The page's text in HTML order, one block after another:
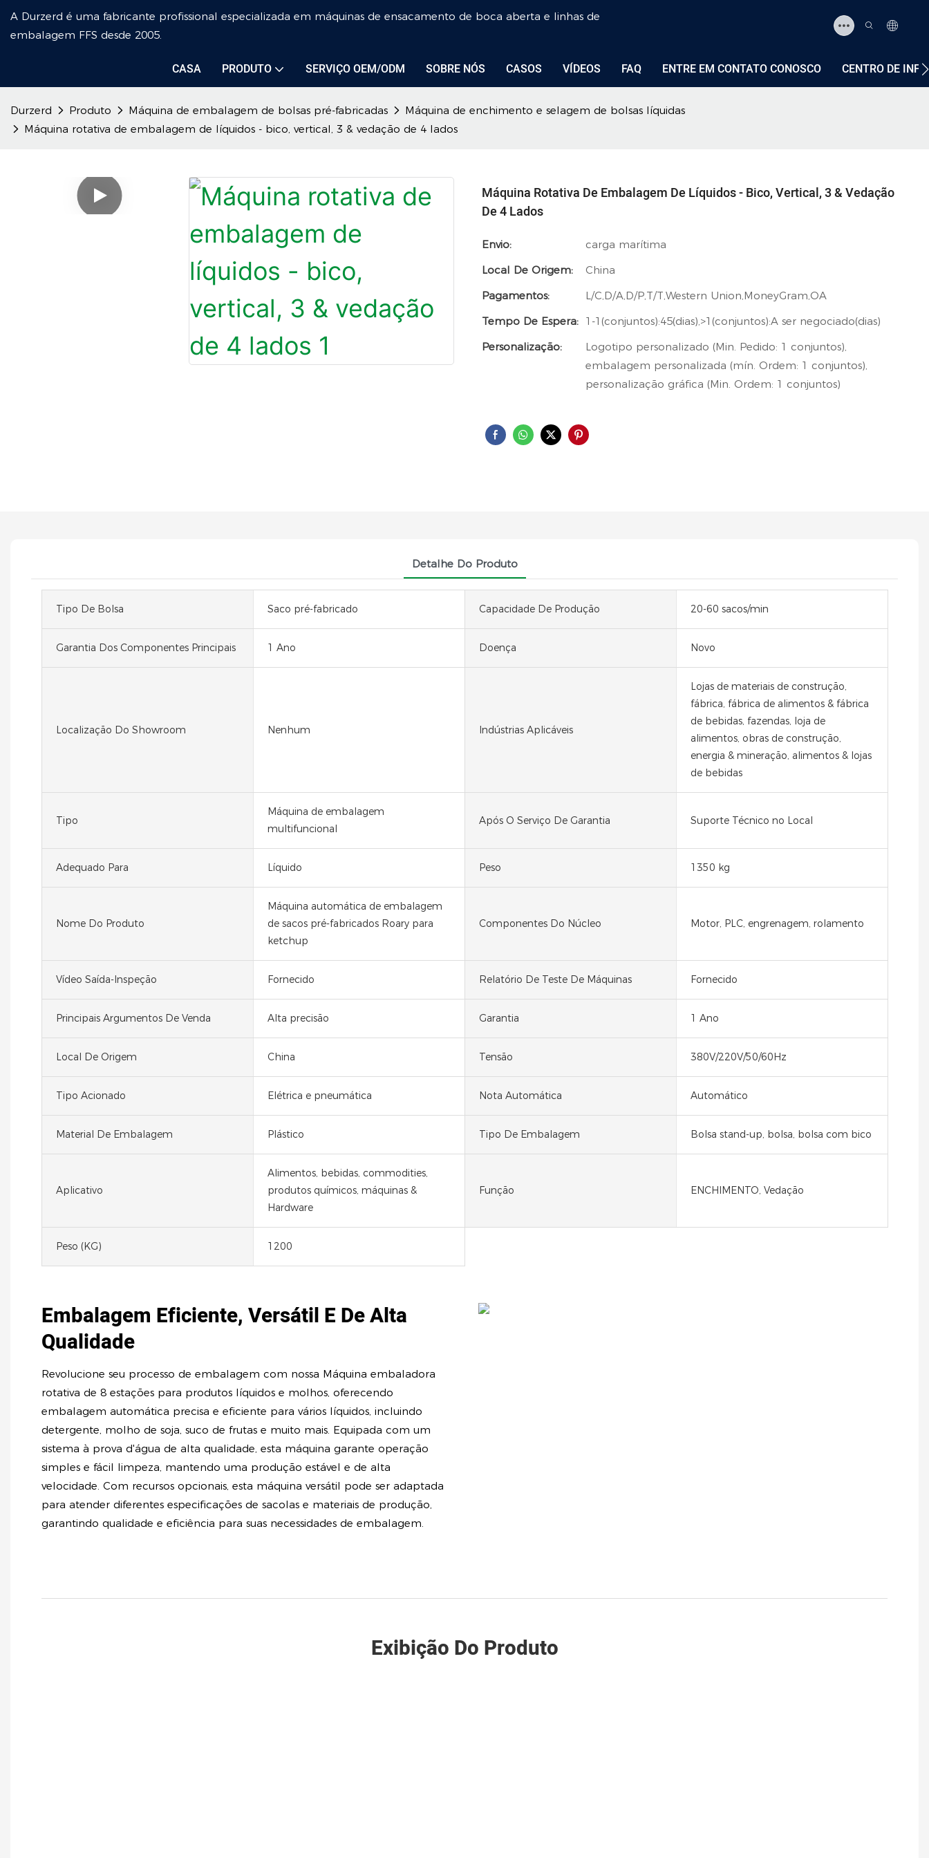
A Durzerd é uma fabricante profissional especializada em máquinas de ensacamento de boca aberta e linhas de
embalagem FFS desde 2005.
CASA PRODUTO SERVIÇO OEM/ODM SOBRE NÓS CASOS VÍDEOS FAQ ENTRE EM CONTATO CONOSCO CENTRO DE
Durzerd Produto Máquina de embalagem de bolsas pré-fabricadas
Máquina de enchimento e selagem de bolsas líquidas
Máquina rotativa de embalagem de líquidos - bico, vertical, 3 & vedação de 4 lados
Máquina Rotativa De Embalagem De Líquidos - Bico, Vertical, 3 & Vedação
De 4 Lados
Envio:
carga marítima
Local De Origem:
China
Pagamentos:
L/C,D/A,D/P,T/T,Western Union,MoneyGram,OA
Tempo De Espera: 1-1(conjuntos):45(dias),>1(conjuntos):A ser negociado(dias)
Personalização:
Logotipo personalizado (Min. Pedido: 1 conjuntos),
embalagem personalizada (mín. Ordem: 1 conjuntos),
personalização gráfica (Min. Ordem: 1 conjuntos)
Detalhe Do Produto
Tipo De Bolsa Saco pré-fabricado Capacidade De Produção 20-60 sacos/min
Garantia Dos Componentes Principais 1 Ano Doença Novo
Localização Do Showroom Nenhum Indústrias Aplicáveis
Lojas de materiais de construção,
fábrica, fábrica de alimentos & fábrica
de bebidas, fazendas, loja de
alimentos, obras de construção,
energia & mineração, alimentos & lojas
de bebidas
Tipo
Máquina de embalagem
multifuncional
Após O Serviço De Garantia Suporte Técnico no Local
Adequado Para Líquido Peso 1350 kg
Nome Do Produto
Máquina automática de embalagem
de sacos pré-fabricados Roary para
ketchup
Componentes Do Núcleo Motor, PLC, engrenagem, rolamento
Vídeo Saída-Inspeção Fornecido Relatório De Teste De Máquinas Fornecido
Principais Argumentos De Venda Alta precisão Garantia 1 Ano
Local De Origem China Tensão 380V/220V/50/60Hz
Tipo Acionado Elétrica e pneumática Nota Automática Automático
Material De Embalagem Plástico Tipo De Embalagem Bolsa stand-up, bolsa, bolsa com bico
Aplicativo
Alimentos, bebidas, commodities,
produtos químicos, máquinas &
Hardware
Função ENCHIMENTO, Vedação
Peso (KG) 1200
Embalagem Eficiente, Versátil E De Alta
Qualidade
Revolucione seu processo de embalagem com nossa Máquina embaladora
rotativa de 8 estações para produtos líquidos e molhos, oferecendo
embalagem automática precisa e eficiente para vários líquidos, incluindo
detergente, molho de soja, suco de frutas e muito mais. Equipada com um
sistema à prova d'água de alta qualidade, esta máquina garante operação
simples e fácil limpeza, mantendo uma produção estável e de alta
velocidade. Com recursos opcionais, esta máquina versátil pode ser adaptada
para atender diferentes especificações de sacolas e materiais de produção,
garantindo qualidade e eficiência para suas necessidades de embalagem.
Exibição Do Produto